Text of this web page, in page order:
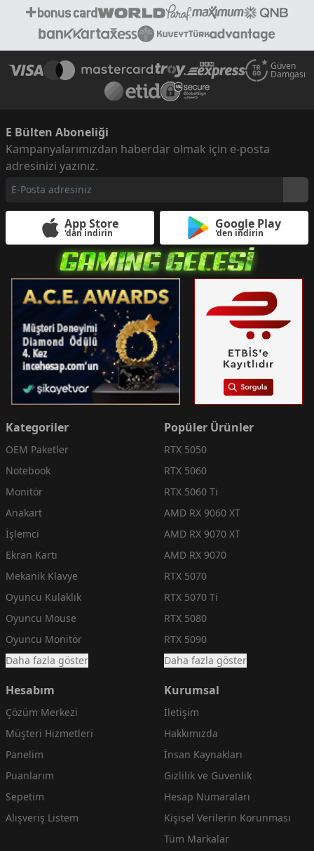
Güven
Damgası
E Bülten Aboneliği
Kampanyalarımızdan haberdar olmak için e-posta
adresinizi yazınız.
App Store
'dan indirin
Google Play
'den indirin
Kategoriler
OEM Paketler
Notebook
Monitör
Anakart
İşlemci
Ekran Kartı
Mekanik Klavye
Oyuncu Kulaklık
Oyuncu Mouse
Oyuncu Monitör
Daha fazla göster
Popüler Ürünler
RTX 5050
RTX 5060
RTX 5060 Ti
AMD RX 9060 XT
AMD RX 9070 XT
AMD RX 9070
RTX 5070
RTX 5070 Ti
RTX 5080
RTX 5090
Daha fazla göster
Hesabım
Çözüm Merkezi
Müşteri Hizmetleri
Panelim
Puanlarım
Sepetim
Alışveriş Listem
Kurumsal
İletişim
Hakkımızda
İnsan Kaynakları
Gizlilik ve Güvenlik
Hesap Numaraları
Kişisel Verilerin Korunması
Tüm Markalar